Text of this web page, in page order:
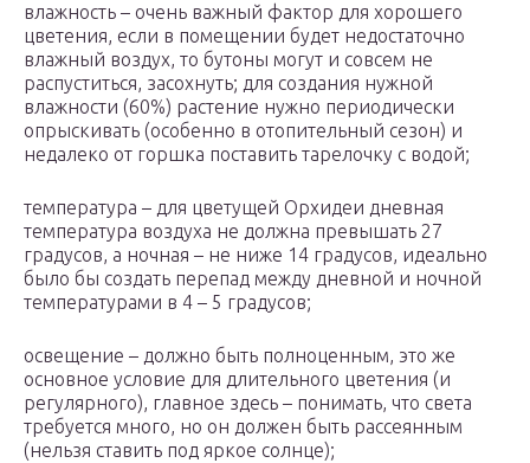
влажность – очень важный фактор для хорошего
цветения, если в помещении будет недостаточно
влажный воздух, то бутоны могут и совсем не
распуститься, засохнуть; для создания нужной
влажности (60%) растение нужно периодически
опрыскивать (особенно в отопительный сезон) и
недалеко от горшка поставить тарелочку с водой;
температура – для цветущей Орхидеи дневная
температура воздуха не должна превышать 27
градусов, а ночная – не ниже 14 градусов, идеально
было бы создать перепад между дневной и ночной
температурами в 4 – 5 градусов;
освещение – должно быть полноценным, это же
основное условие для длительного цветения (и
регулярного), главное здесь – понимать, что света
требуется много, но он должен быть рассеянным
(нельзя ставить под яркое солнце);